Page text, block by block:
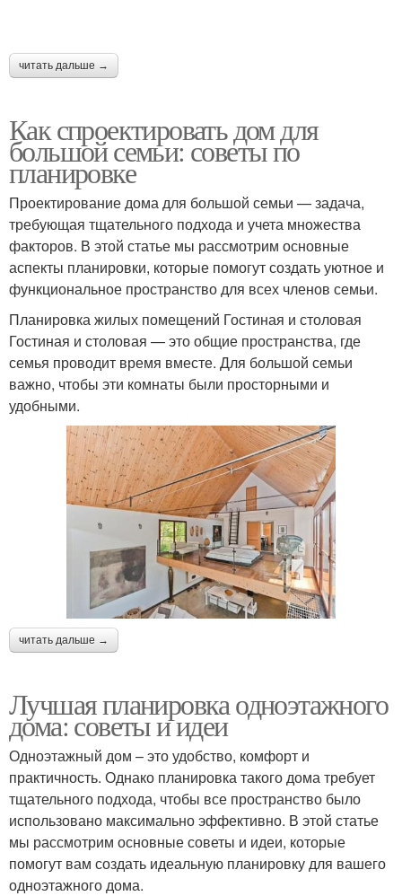
читать дальше →
Как спроектировать дом для
большой семьи: советы по
планировке
Проектирование дома для большой семьи — задача,
требующая тщательного подхода и учета множества
факторов. В этой статье мы рассмотрим основные
аспекты планировки, которые помогут создать уютное и
функциональное пространство для всех членов семьи.
Планировка жилых помещений Гостиная и столовая
Гостиная и столовая — это общие пространства, где
семья проводит время вместе. Для большой семьи
важно, чтобы эти комнаты были просторными и
удобными.
читать дальше →
Лучшая планировка одноэтажного
дома: советы и идеи
Одноэтажный дом – это удобство, комфорт и
практичность. Однако планировка такого дома требует
тщательного подхода, чтобы все пространство было
использовано максимально эффективно. В этой статье
мы рассмотрим основные советы и идеи, которые
помогут вам создать идеальную планировку для вашего
одноэтажного дома.